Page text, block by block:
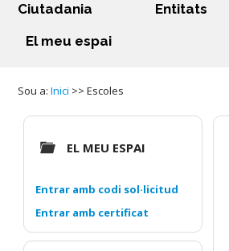
Ciutadania Entitats
El meu espai
Sou a: Inici >> Escoles
EL MEU ESPAI
Entrar amb codi sol·licitud